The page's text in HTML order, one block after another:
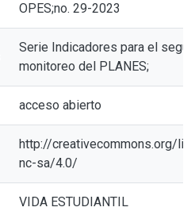
OPES;no. 29-2023
Serie Indicadores para el
monitoreo del PLANES;
acceso abierto
http://creativecommons.org/
nc-sa/4.0/
VIDA ESTUDIANTIL